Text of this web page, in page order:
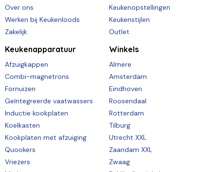
Over ons
Werken bij Keukenloods
Zakelijk
Keukenopstellingen
Keukenstijlen
Outlet
Keukenapparatuur
Afzuigkappen
Combi-magnetrons
Fornuizen
Geïntegreerde vaatwassers
Inductie kookplaten
Koelkasten
Kookplaten met afzuiging
Quookers
Vriezers
Winkels
Almere
Amsterdam
Eindhoven
Roosendaal
Rotterdam
Tilburg
Utrecht XXL
Zaandam XXL
Zwaag